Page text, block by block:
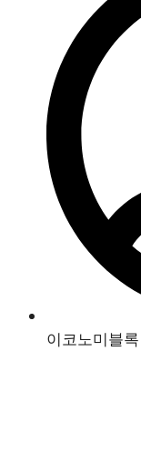
이코노미블록